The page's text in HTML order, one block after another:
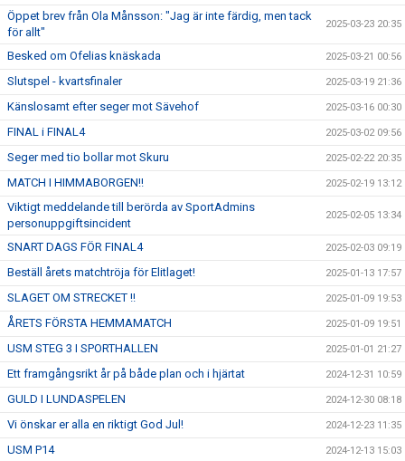
Öppet brev från Ola Månsson: "Jag är inte färdig, men tack
för allt"
2025-03-23 20:35
Besked om Ofelias knäskada 2025-03-21 00:56
Slutspel - kvartsfinaler 2025-03-19 21:36
Känslosamt efter seger mot Sävehof 2025-03-16 00:30
FINAL i FINAL4 2025-03-02 09:56
Seger med tio bollar mot Skuru 2025-02-22 20:35
MATCH I HIMMABORGEN!! 2025-02-19 13:12
Viktigt meddelande till berörda av SportAdmins
personuppgiftsincident
2025-02-05 13:34
SNART DAGS FÖR FINAL4 2025-02-03 09:19
Beställ årets matchtröja för Elitlaget! 2025-01-13 17:57
SLAGET OM STRECKET !! 2025-01-09 19:53
ÅRETS FÖRSTA HEMMAMATCH 2025-01-09 19:51
USM STEG 3 I SPORTHALLEN 2025-01-01 21:27
Ett framgångsrikt år på både plan och i hjärtat 2024-12-31 10:59
GULD I LUNDASPELEN 2024-12-30 08:18
Vi önskar er alla en riktigt God Jul! 2024-12-23 11:35
USM P14 2024-12-13 15:03